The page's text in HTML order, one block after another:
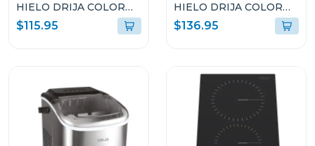
HIELO DRIJA COLOR
NEGRO FH12BLACK
(ICEMAKER)
$115.95
HIELO DRIJA COLOR
ACERO FH18INOX
$136.95